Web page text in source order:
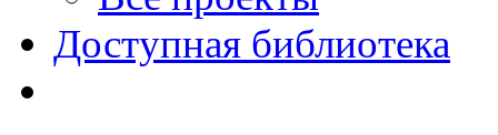
Доступная библиотека